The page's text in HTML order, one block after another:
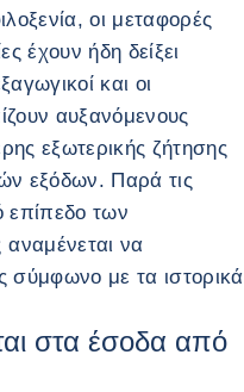
οι μεταφορές
έχουν ήδη δείξει
και οι
αυξανόμενους
εξωτερικής ζήτησης
εξόδων. Παρά τις
επίπεδο των
να
σύμφωνο με τα ιστορικά
στα έσοδα από